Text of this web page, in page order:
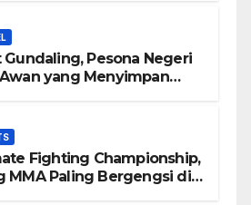
Gundaling, Pesona Negeri
yang Menyimpan
Fighting Championship,
MMA Paling Bergengsi di